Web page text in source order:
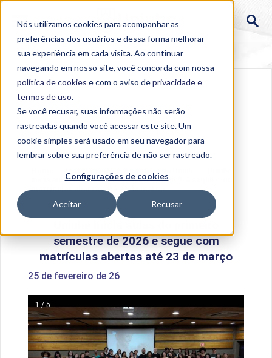
Nós utilizamos cookies para acompanhar as
preferências dos usuários e dessa forma melhorar
sua experiência em cada visita. Ao continuar
navegando em nosso site, você concorda com nossa
política de cookies e com o aviso deprivacidade e
termos de uso.
Se você recusar, suas informações não serão
rastreadas quando você acessar este site. Um
cookie simples será usado em seu navegador para
lembrar sobre sua preferência de não ser rastreado.
Configurações de cookies
Aceitar Recusar
inicia aulas do primeiro semestre de 2026 e segue com
matrículas abertas até 23 de março
semestre de 2026 e segue com
matrículas abertas até 23 de março
25 de fevereiro de 26
1 / 5